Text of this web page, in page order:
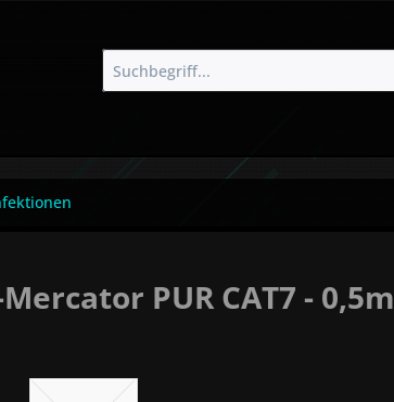
PUR CAT7 - 0,5m